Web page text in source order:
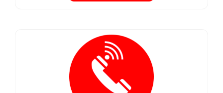
mehrere
Varianten
auf.
Die